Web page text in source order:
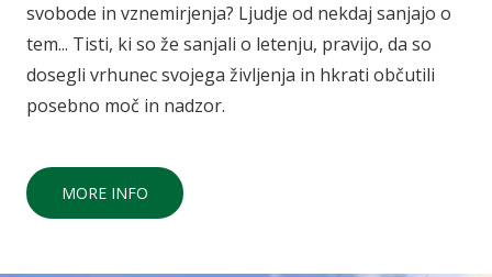
svobode in vznemirjenja? Ljudje od nekdaj sanjajo o
tem... Tisti, ki so že sanjali o letenju, pravijo, da so
dosegli vrhunec svojega življenja in hkrati občutili
posebno moč in nadzor.
MORE INFO